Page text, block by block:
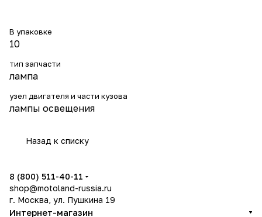
В упаковке
10
тип запчасти
лампа
узел двигателя и части кузова
лампы освещения
Назад к списку
8 (800) 511-40-11
shop@motoland-russia.ru
г. Москва, ул. Пушкина 19
Интернет-магазин